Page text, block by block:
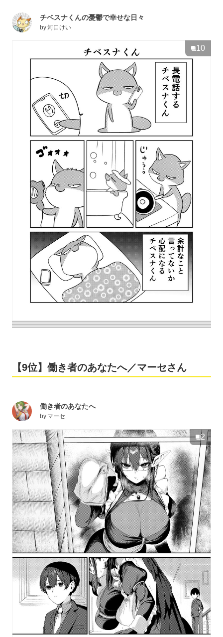
チベスナくんの憂鬱で幸せな日々
by河口けい
10
【9位】働き者のあなたへ／マーセさん
働き者のあなたへ
by マーセ
2